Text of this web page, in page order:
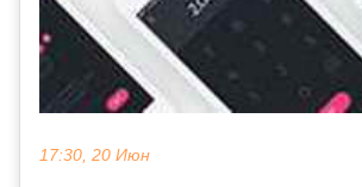
17:30, 20 Июн